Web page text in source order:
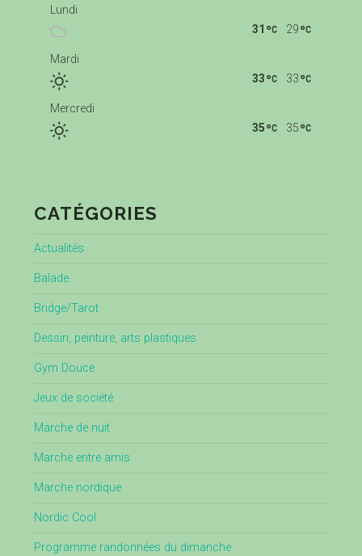
Lundi
29
31
Mardi
33
33
Mercredi
35
35
CATÉGORIES
Actualités
Balade
Bridge/Tarot
Dessin, peinture, arts plastiques
Gym Douce
Jeux de société
Marche de nuit
Marche entre amis
Marche nordique
Nordic Cool
Programme randonnées du dimanche